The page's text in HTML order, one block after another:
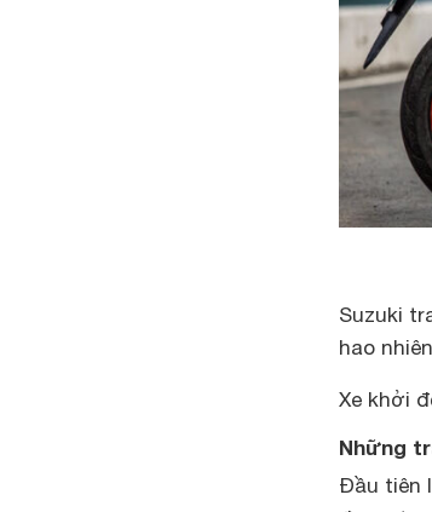
Suzuki
hao
Xe khởi
Những
Đầu tiên